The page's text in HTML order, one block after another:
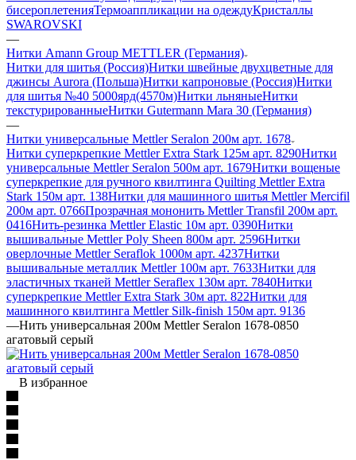
бисероплетенияТермоаппликации на одеждуКристаллы
SWAROVSKI
—
Нитки Amann Group METTLER (Германия)
Нитки для шитья (Россия)Нитки швейные двухцветные для
джинсы Aurora (Польша)Нитки капроновые (Россия)Нитки
для шитья №40 5000ярд(4570м)Нитки льняныеНитки
текстурированныеНитки Gutermann Mara 30 (Германия)
—
Нитки универсальные Mettler Seralon 200м арт. 1678
Нитки суперкрепкие Mettler Extra Stark 125м арт. 8290Нитки
универсальные Mettler Seralon 500м арт. 1679Нитки вощеные
суперкрепкие для ручного квилтинга Quilting Mettler Extra
Stark 150м арт. 138Нитки для машинного шитья Mettler Mercifil
200м арт. 0766Прозрачная мононить Mettler Transfil 200м арт.
0416Нить-резинка Mettler Elastic 10м арт. 0390Нитки
вышивальные Mettler Poly Sheen 800м арт. 2596Нитки
оверлочные Mettler Seraflok 1000м арт. 4237Нитки
вышивальные металлик Mettler 100м арт. 7633Нитки для
эластичных тканей Mettler Seraflex 130м арт. 7840Нитки
суперкрепкие Mettler Extra Stark 30м арт. 822Нитки для
машинного квилтинга Mettler Silk-finish 150м арт. 9136
—Нить универсальная 200м Mettler Seralon 1678-0850
агатовый серый
В избранное